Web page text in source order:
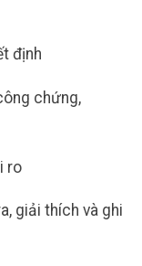
định
chứng,
ro
giải thích và ghi